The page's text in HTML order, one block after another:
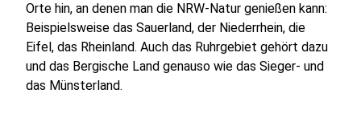
Orte hin, an denen man die NRW-Natur genießen kann:
Beispielsweise das Sauerland, der Niederrhein, die
Eifel, das Rheinland. Auch das Ruhrgebiet gehört dazu
und das Bergische Land genauso wie das Sieger- und
das Münsterland.